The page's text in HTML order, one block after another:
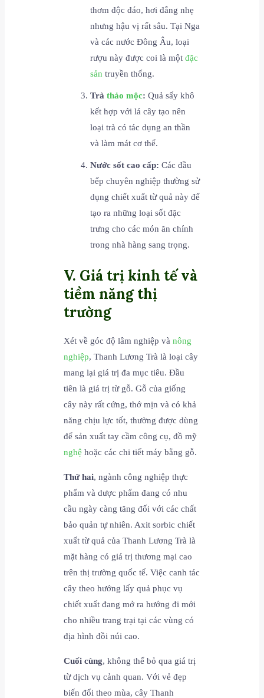
thơm độc đáo, hơi đắng nhẹ
nhưng hậu vị rất sâu. Tại Nga
và các nước Đông Âu, loại
rượu này được coi là mộtđặc
sản truyền thống.
Tràthảo mộc: Quả sấy khô
kết hợp với lá cây tạo nên
loại trà có tác dụng an thần
và làm mát cơ thể.
Nước sốt cao cấp: Các đầu
bếp chuyên nghiệp thường sử
dụng chiết xuất từ quả này để
tạo ra những loại sốt đặc
trưng cho các món ăn chính
trong nhà hàng sang trọng.
V. Giá trị kinh tế và
tiềm năng thị
trường
Xét về góc độ lâm nghiệp vànông
nghiệp, Thanh Lương Trà là loại cây
mang lại giá trị đa mục tiêu. Đầu
tiên là giá trị từ gỗ. Gỗ của giống
cây này rất cứng, thớ mịn và có khả
năng chịu lực tốt, thường được dùng
để sản xuất tay cầm công cụ, đồ mỹ
nghệ hoặc các chi tiết máy bằng gỗ.
Thứ hai, ngành công nghiệp thực
phẩm và dược phẩm đang có nhu
cầu ngày càng tăng đối với các chất
bảo quản tự nhiên. Axit sorbic chiết
xuất từ quả của Thanh Lương Trà là
mặt hàng có giá trị thương mại cao
trên thị trường quốc tế. Việc canh tác
cây theo hướng lấy quả phục vụ
chiết xuất đang mở ra hướng đi mới
cho nhiều trang trại tại các vùng có
địa hình đồi núi cao.
Cuối cùng, không thể bỏ qua giá trị
từ dịch vụ cảnh quan. Với vẻ đẹp
biến đổi theo mùa, cây Thanh